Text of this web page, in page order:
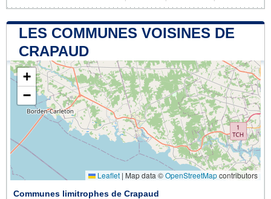
LES COMMUNES VOISINES DE
CRAPAUD
+
−
Leaflet | Map data ©OpenStreetMapcontributors
Communes limitrophes de Crapaud